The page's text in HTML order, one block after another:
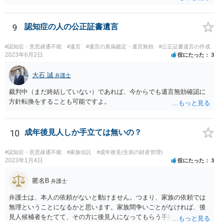
選任を希望する旨意見で記載すると良いと思われます。 もちろん専門
職後見人ですから、伯父さんの負担で毎月３万３０００円ないし５万
５０００円の後見人報酬がつきますが、叔母さんが信用できないとい
うことであれば、少ない負担であると思われます。
9 認知症の人の公正証書遺言
#認知症・意思疎通不能 #遺言 #遺言の真偽鑑定・遺言無効 #公正証書遺言の作成
2023年6月2日 役にたった 3
大石 誠 弁護士
裁判中（まだ終結していない）であれば、今からでも遺言無効確認に
方針転換をすることも可能ですよ。
10 成年後見人しか手立ては無いの？
#認知症・意思疎通不能 #家族信託 #成年後見(生前の財産管理)
2023年1月4日 役にたった 3
匿名B 弁護士
弁護士は、本人の依頼がないと動けません。つまり、家族の依頼では
無理ということになるかと思います。家族間争いごとがなければ、後
見人候補者をたてて、その方に後見人になってもらう手続をすすめた